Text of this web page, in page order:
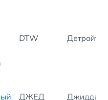
DTW Детройт
ДЖЕД Джидда